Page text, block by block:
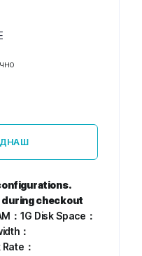
during checkout
：1G Disk Space：
：
：